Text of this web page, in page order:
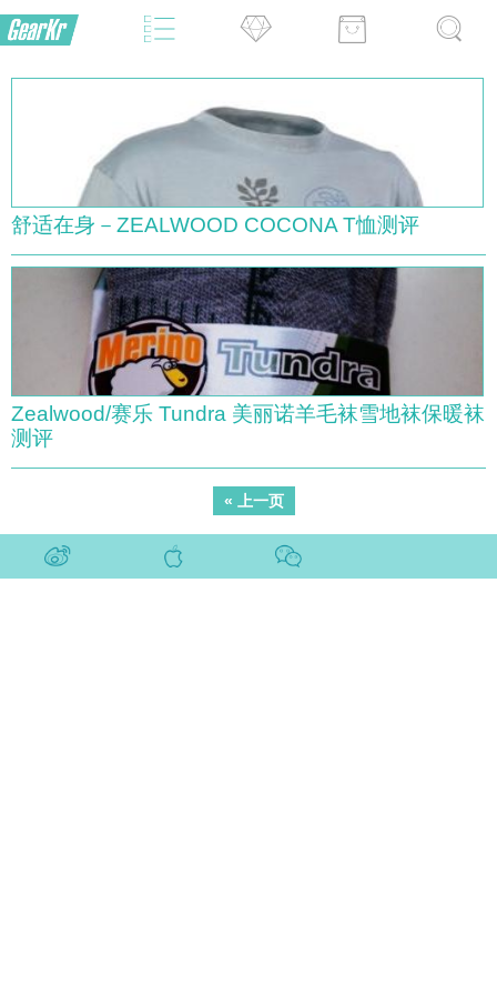
舒适在身－ZEALWOOD COCONA T恤测评
Zealwood/赛乐 Tundra 美丽诺羊毛袜雪地袜保暖袜
测评
« 上一页